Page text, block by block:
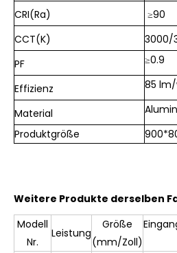
CRI(Ra)
≥90
CCT(K)
3000/
PF
≥0.9
Effizienz 85
Material
Produktgröße
Weitere Produkte derselben
Modell
Nr.
Leistung
Größe
(mm/Zoll)